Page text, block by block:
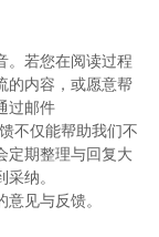
。若您在阅读过程
的内容，或愿意帮
过邮件
不仅能帮助我们不
定期整理与回复大
纳。
见与反馈。